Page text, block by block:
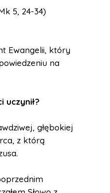
5, 24-34)
Ewangelii, który
na
uczynił?
głębokiej
z którą